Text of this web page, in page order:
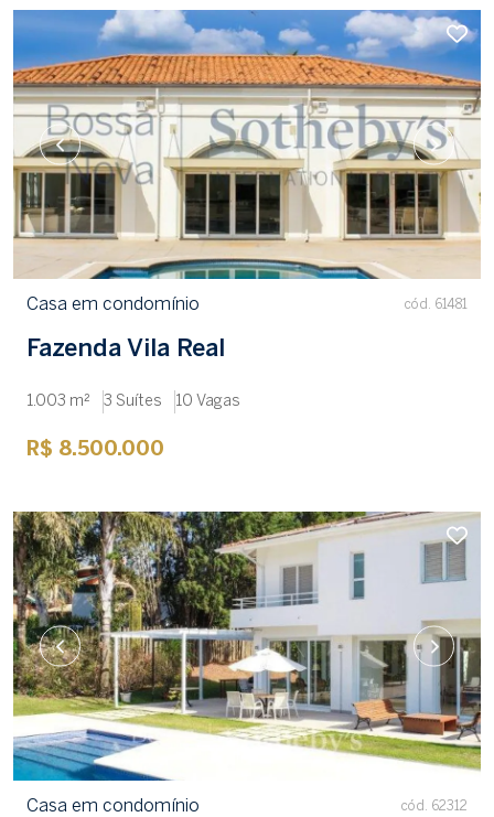
Casa em condomínio cód. 61481
Fazenda Vila Real
1.003 m² 3 Suítes 10 Vagas
R$ 8.500.000
Casa em condomínio cód. 62312